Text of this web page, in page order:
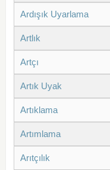
Ardışık Uyarlama
Artlık
Artçı
Artık Uyak
Artıklama
Artımlama
Arıtçılık